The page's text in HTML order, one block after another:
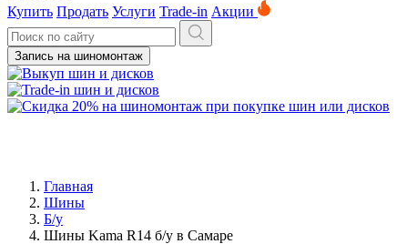
Купить Продать Услуги Trade-in Акции
Запись на шиномонтаж
Главная
Шины
Б/у
Шины Kama R14 б/у в Самаре